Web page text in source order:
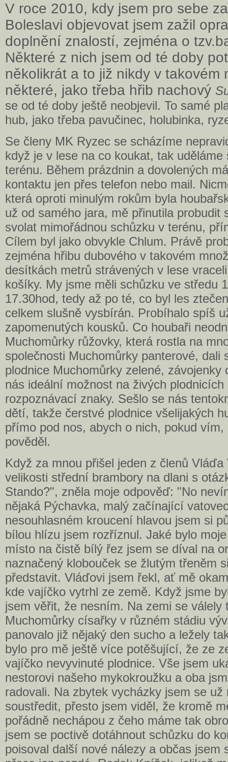
V roce 2010, kdy jsem pro sebe
Boleslavi objevovat jsem zažil
doplnění znalostí, zejména o
Některé z nich jsem od té doby
několikrát a to již nikdy v takovém
některé, jako třeba hřib nachový
se od té doby ještě neobjevil. To samé
hub, jako třeba pavučinec, holubinka,
Se členy MK Ryzec se scházíme
když je v lese na co koukat, tak
terénu. Během prázdnin a dovolených
kontaktu jen přes telefon nebo mail.
která oproti minulým rokům byla
už od samého jara, mě přinutila probudit
svolat mimořádnou schůzku v terénu,
Cílem byl jako obvykle Chlum. Právě
zejména hřibu dubového v takovém
desítkách metrů strávených v lese
košíky. My jsme měli schůzku ve středu
17.30hod, tedy až po té, co byl les
celkem slušně vysbírán. Probíhalo spíš
zapomenutých kousků. Co houbaři
Muchomůrky růžovky, která rostla na
společnosti Muchomůrky panterové, dali
plodnice Muchomůrky zelené, závojenky
nás ideální možnost na živých
rozpoznávací znaky. Sešlo se nás
dětí, takže čerstvé plodnice všelijakých
přímo pod nos, abych o nich, pokud vím,
pověděl.
Když za mnou přišel jeden z členů
velikosti střední brambory na dlani s
Stando?", zněla moje odpověď: "No
nějaká Pýchavka, malý začínající
nesouhlasném kroucení hlavou jsem si
bílou hlízu jsem rozříznul. Jaké bylo
místo na čistě bílý řez jsem se díval na
naznačený klobouček se žlutým třeněm
představit. Vláďovi jsem řekl, ať mě
kde vajíčko vytrhl ze země. Když jsme
jsem věřit, že nesním. Na zemi se válely
Muchomůrky císařky v různém stádiu
panovalo již nějaký den sucho a ležely
bylo pro mě ještě více potěšující, že ze
vajíčko nevyvinuté plodnice. Vše jsem
nestorovi našeho mykokroužku a oba
radovali. Na zbytek vycházky jsem se už
soustředit, přesto jsem viděl, že kromě
pořádně nechápou z čeho máme tak
jsem se poctivě dotáhnout schůzku do
poisoval další nové nálezy a občas jsem